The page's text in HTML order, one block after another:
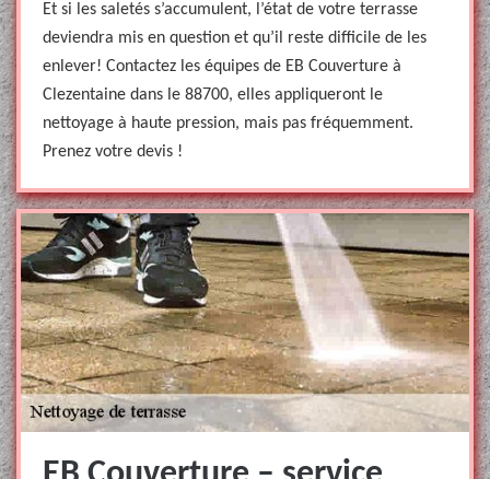
Et si les saletés s’accumulent, l’état de votre terrasse
deviendra mis en question et qu’il reste difficile de les
enlever! Contactez les équipes de EB Couverture à
Clezentaine dans le 88700, elles appliqueront le
nettoyage à haute pression, mais pas fréquemment.
Prenez votre devis !